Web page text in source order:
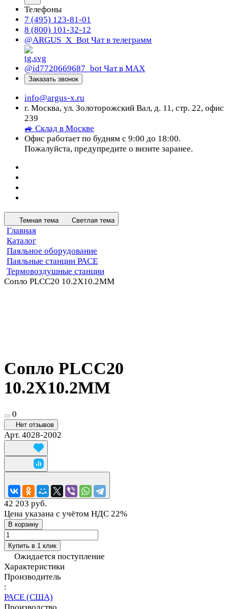
Телефоны
7 (495) 123-81-01
8 (800) 101-32-12
@ARGUS_X_Bot Чат в телеграмм
@id7720669687_bot Чат в МАХ
Заказать звонок
info@argus-x.ru
г. Москва, ул. Золоторожский Вал, д. 11, стр. 22, офис
239
🚙 Склад в Москве
Офис работает по будням с 9:00 до 18:00.
Пожалуйста, предупредите о визите заранее.
Темная тема Светлая тема
Главная
Каталог
Паяльное оборудование
Паяльные станции PACE
Термовоздушные станции
Сопло PLCC20 10.2X10.2MM
Сопло PLCC20
10.2X10.2MM
0
Нет отзывов
Арт. 4028-2002
42 203 руб.
Цена указана с учётом НДС 22%
В корзину
Купить в 1 клик
Ожидается поступление
Характеристики
Производитель
:
PACE (США)